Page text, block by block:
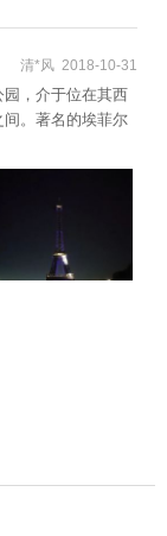
清*风 2018-10-31
，介于位在其西
。著名的埃菲尔